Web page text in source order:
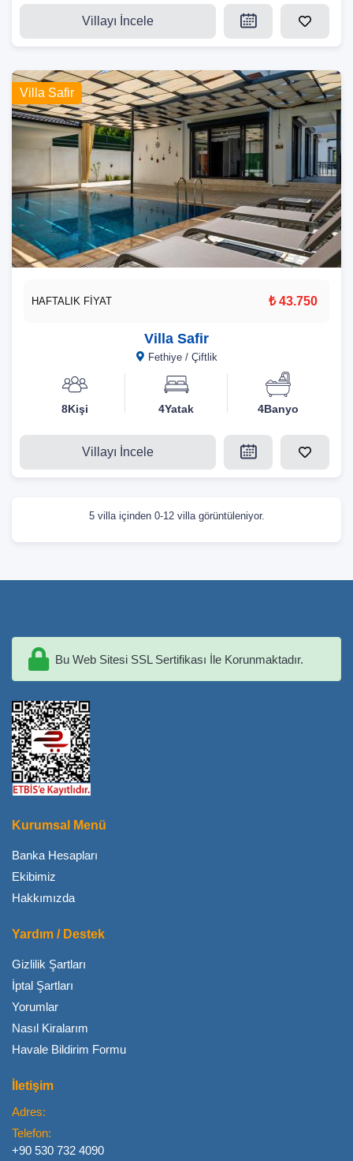
Villayı İncele
Villa Safir
Villa Safir
Fethiye / Çiftlik
HAFTALIK FİYAT ₺ 43.750
8Kişi 4Yatak 4Banyo
Villayı İncele
5 villa içinden 0-12 villa görüntüleniyor.
Bu Web Sitesi SSL Sertifikası İle Korunmaktadır.
Kurumsal Menü
Banka Hesapları
Ekibimiz
Hakkımızda
Yardım / Destek
Gizlilik Şartları
İptal Şartları
Yorumlar
Nasıl Kiralarım
Havale Bildirim Formu
İletişim
Adres:
Telefon:
+90 530 732 4090